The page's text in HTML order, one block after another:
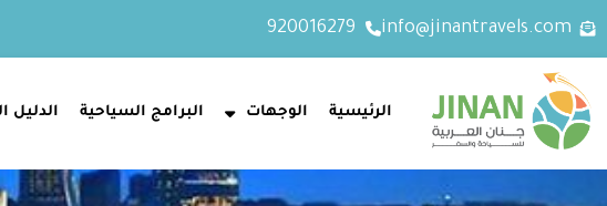
info@jinantravels.com
920016279
الرئيسية الوجهات البرامج السياحية الدليل